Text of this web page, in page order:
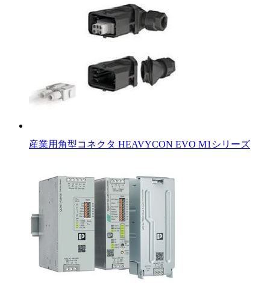
産業用角型コネクタ HEAVYCON EVO M1シリーズ